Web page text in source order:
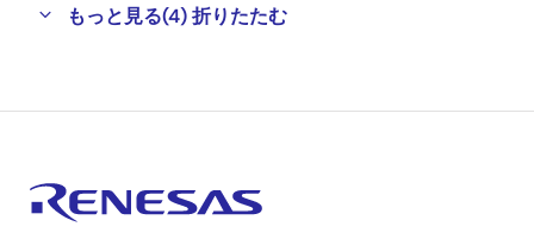
もっと見る(4)折りたたむ